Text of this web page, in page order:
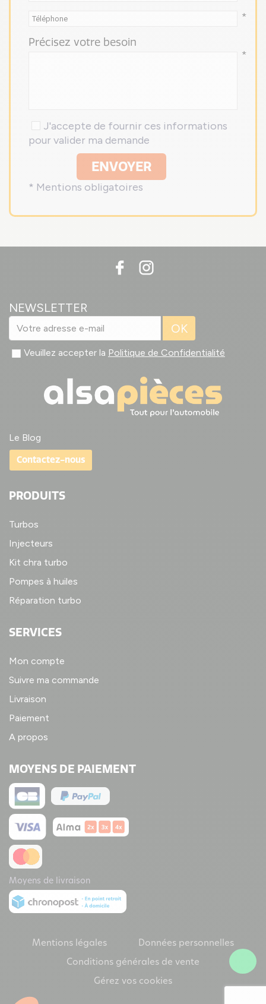
*
Précisez votre besoin
*
J'accepte de fournir ces informations
pour valider ma demande
ENVOYER
* Mentions obligatoires
NEWSLETTER
OK
Veuillez accepter la Politique de Confidentialité
Le Blog
Contactez-nous
PRODUITS
Turbos
Injecteurs
Kit chra turbo
Pompes à huiles
Réparation turbo
SERVICES
Mon compte
Suivre ma commande
Livraison
Paiement
A propos
MOYENS DE PAIEMENT
Moyens de livraison
Mentions légales Données personnelles
Conditions générales de vente
Gérez vos cookies